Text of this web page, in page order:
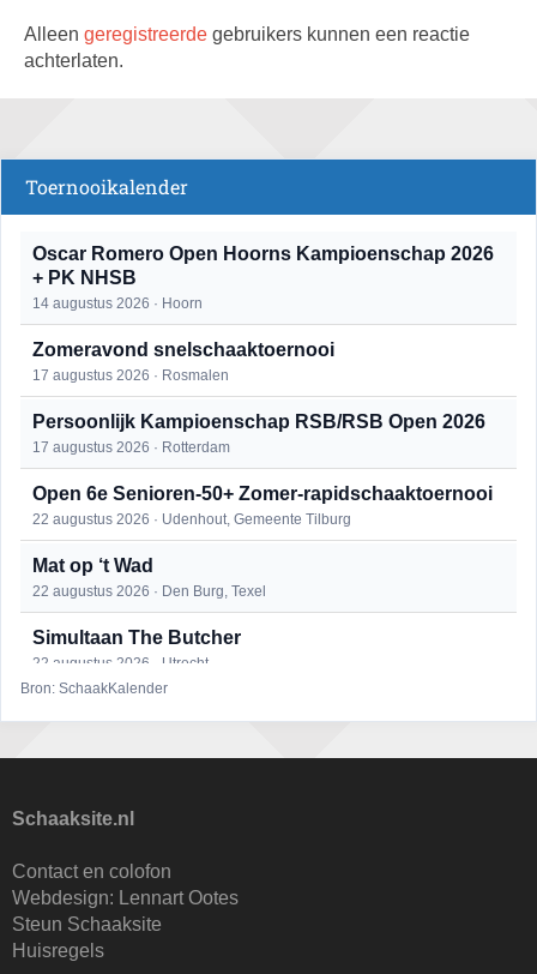
Alleen geregistreerde gebruikers kunnen een reactie
achterlaten.
Toernooikalender
Oscar Romero Open Hoorns Kampioenschap 2026
+ PK NHSB
14 augustus 2026 · Hoorn
Zomeravond snelschaaktoernooi
17 augustus 2026 · Rosmalen
Persoonlijk Kampioenschap RSB/RSB Open 2026
17 augustus 2026 · Rotterdam
Open 6e Senioren-50+ Zomer-rapidschaaktoernooi
22 augustus 2026 · Udenhout, Gemeente Tilburg
Mat op ‘t Wad
22 augustus 2026 · Den Burg, Texel
Simultaan The Butcher
22 augustus 2026 · Utrecht
25 augustus 2026 · Bunschoten-Spakenburg
27 augustus 2026 · Delft
KC Open
28 augustus 2026 · Haarlem
Bron: SchaakKalender
Schaaksite.nl
Contact en colofon
Webdesign: Lennart Ootes
Steun Schaaksite
Huisregels